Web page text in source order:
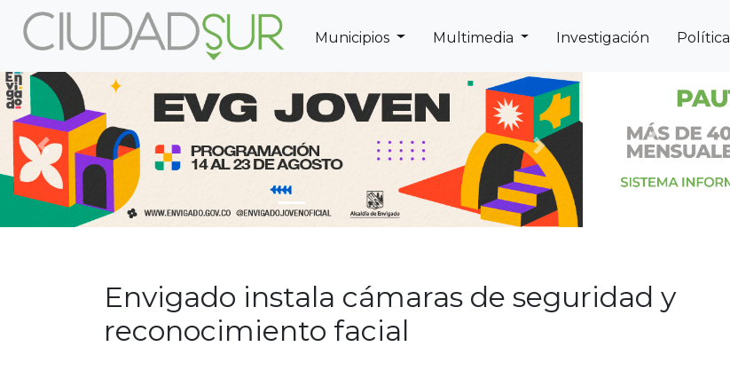
Municipios Multimedia Investigación Política
Previous Next Previous
Envigado instala cámaras de seguridad y
reconocimiento facial